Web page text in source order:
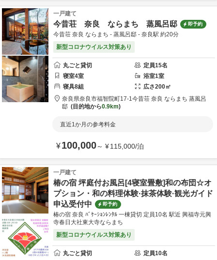
一戸建て
今昔荘 奈良 ならまち 蒸風呂邸 即予約
今昔荘 奈良 ならまち - 蒸風呂邸 - 奈良駅 約20分
新型コロナウイルス対策あり
丸ごと貸切 定員15名
寝室4室 浴室1室
寝具8組 広さ200㎡
奈良県奈良市福智院町17-1今昔荘 奈良 ならまち 蒸風呂
邸
目的地から0.9km
直近1か月の参考料金
¥100,000～ ¥115,000/泊
一戸建て
椿の宿 坪庭付お風呂[4寝室畳敷]和の布団☆オ
プション・和の料理体験·抹茶体験·観光ガイド
申込受付中
即予約
椿の宿 奈良 ﾊﾞｹｰｼｮﾝﾚﾝﾀﾙ 一棟貸切 定員10名 駅近 興福寺元興
寺春日大社東大寺ならまち
新型コロナウイルス対策あり
丸ごと貸切 定員10名